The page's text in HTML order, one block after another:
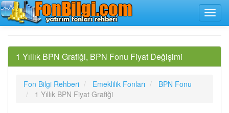
1 Yıllık BPN Grafiği, BPN Fonu Fiyat Değişimi
Fon Bilgi Rehberi Emeklilik Fonları
BPN Fonu
1 Yıllık BPN Fiyat Grafiği